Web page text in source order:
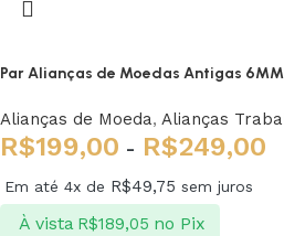
Par Alianças de Moedas Antigas
Alianças de Moeda, Alianças
R$199,00 - R$249,00
Em até 4x de R$49,75 sem juros
À vista R$189,05 no Pix